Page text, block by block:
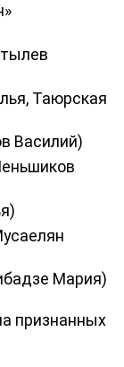
Таюрская
Василий)
Мария)
признанных